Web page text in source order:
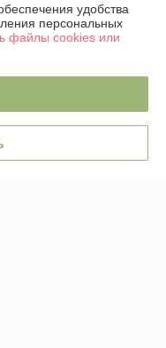
удобства
персональных
файлы cookies или